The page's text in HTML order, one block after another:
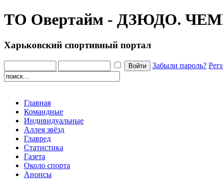
ТО Овертайм - ДЗЮДО.
Харьковский спортивный портал
Забыли пароль?
Главная
Командные
Индивидуальные
Аллея звёзд
Главред
Статистика
Газета
Около спорта
Анонсы